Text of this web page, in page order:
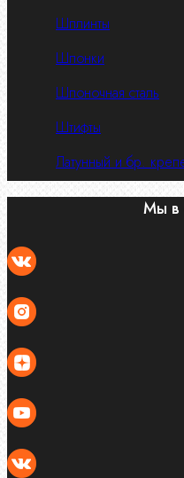
Шплинты
Шпонки
Шпоночная сталь
Штифты
Латунный и бр.
Мы в